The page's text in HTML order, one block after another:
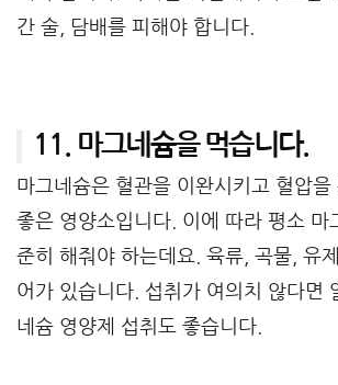
간 술, 담배를 피해야 합니다.
11. 마그네슘을 먹습니다.
마그네슘은 혈관을 이완시키고 혈압
좋은 영양소입니다. 이에 따라 평소 마
준히 해줘야 하는데요. 육류, 곡물, 유
어가 있습니다. 섭취가 여의치 않다면
네슘 영양제 섭취도 좋습니다.